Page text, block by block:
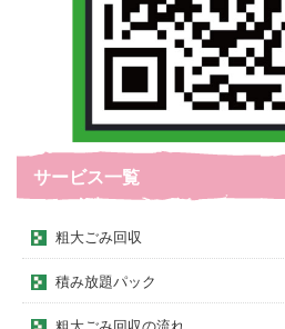
サービス一覧
粗大ごみ回収
積み放題パック